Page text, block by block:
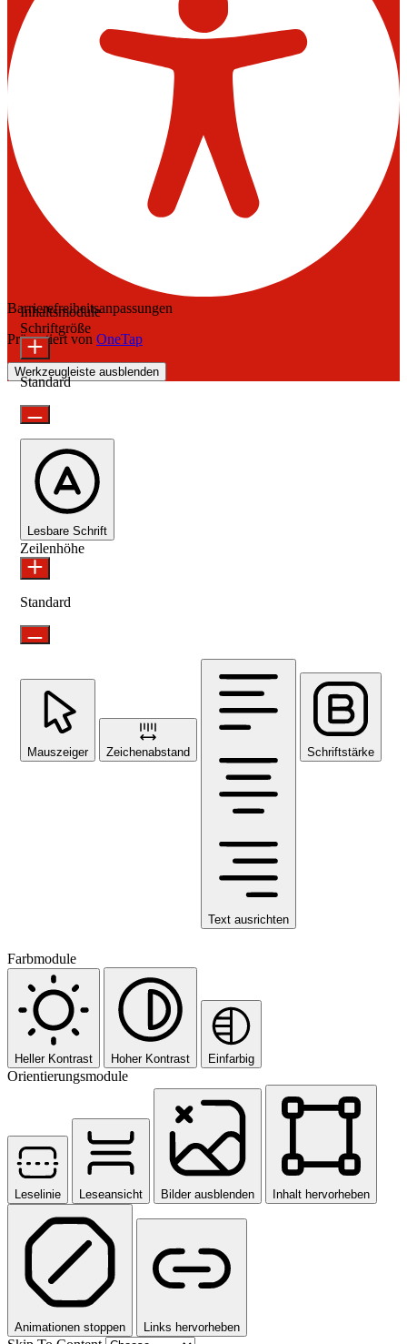
Barrierefreiheitsanpassungen
Präsentiert von OneTap
Werkzeugleiste ausblenden
Inhaltsmodule
Schriftgröße
Standard
Lesbare Schrift
Zeilenhöhe
Standard
Mauszeiger Zeichenabstand
Text ausrichten
Schriftstärke
Farbmodule
Heller Kontrast Hoher Kontrast Einfarbig
Orientierungsmodule
Leselinie Leseansicht Bilder ausblenden Inhalt hervorheben
Animationen stoppen Links hervorheben